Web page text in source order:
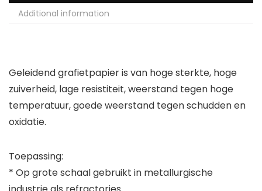
Additional information
Geleidend grafietpapier is van hoge sterkte, hoge
zuiverheid, lage resistiteit, weerstand tegen hoge
temperatuur, goede weerstand tegen schudden en
oxidatie.
Toepassing:
* Op grote schaal gebruikt in metallurgische